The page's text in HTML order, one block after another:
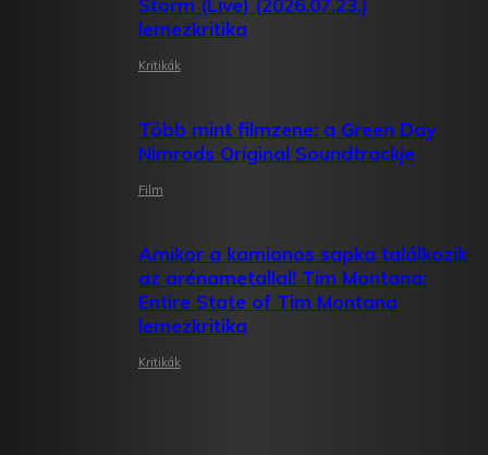
Storm (Live) (2026.07.23.)
lemezkritika
Kritikák
Több mint filmzene: a Green Day
Nimrods Original Soundtrackje
Film
Amikor a kamionos sapka találkozik
az arénametallal! Tim Montana:
Entire State of Tim Montana
lemezkritika
Kritikák